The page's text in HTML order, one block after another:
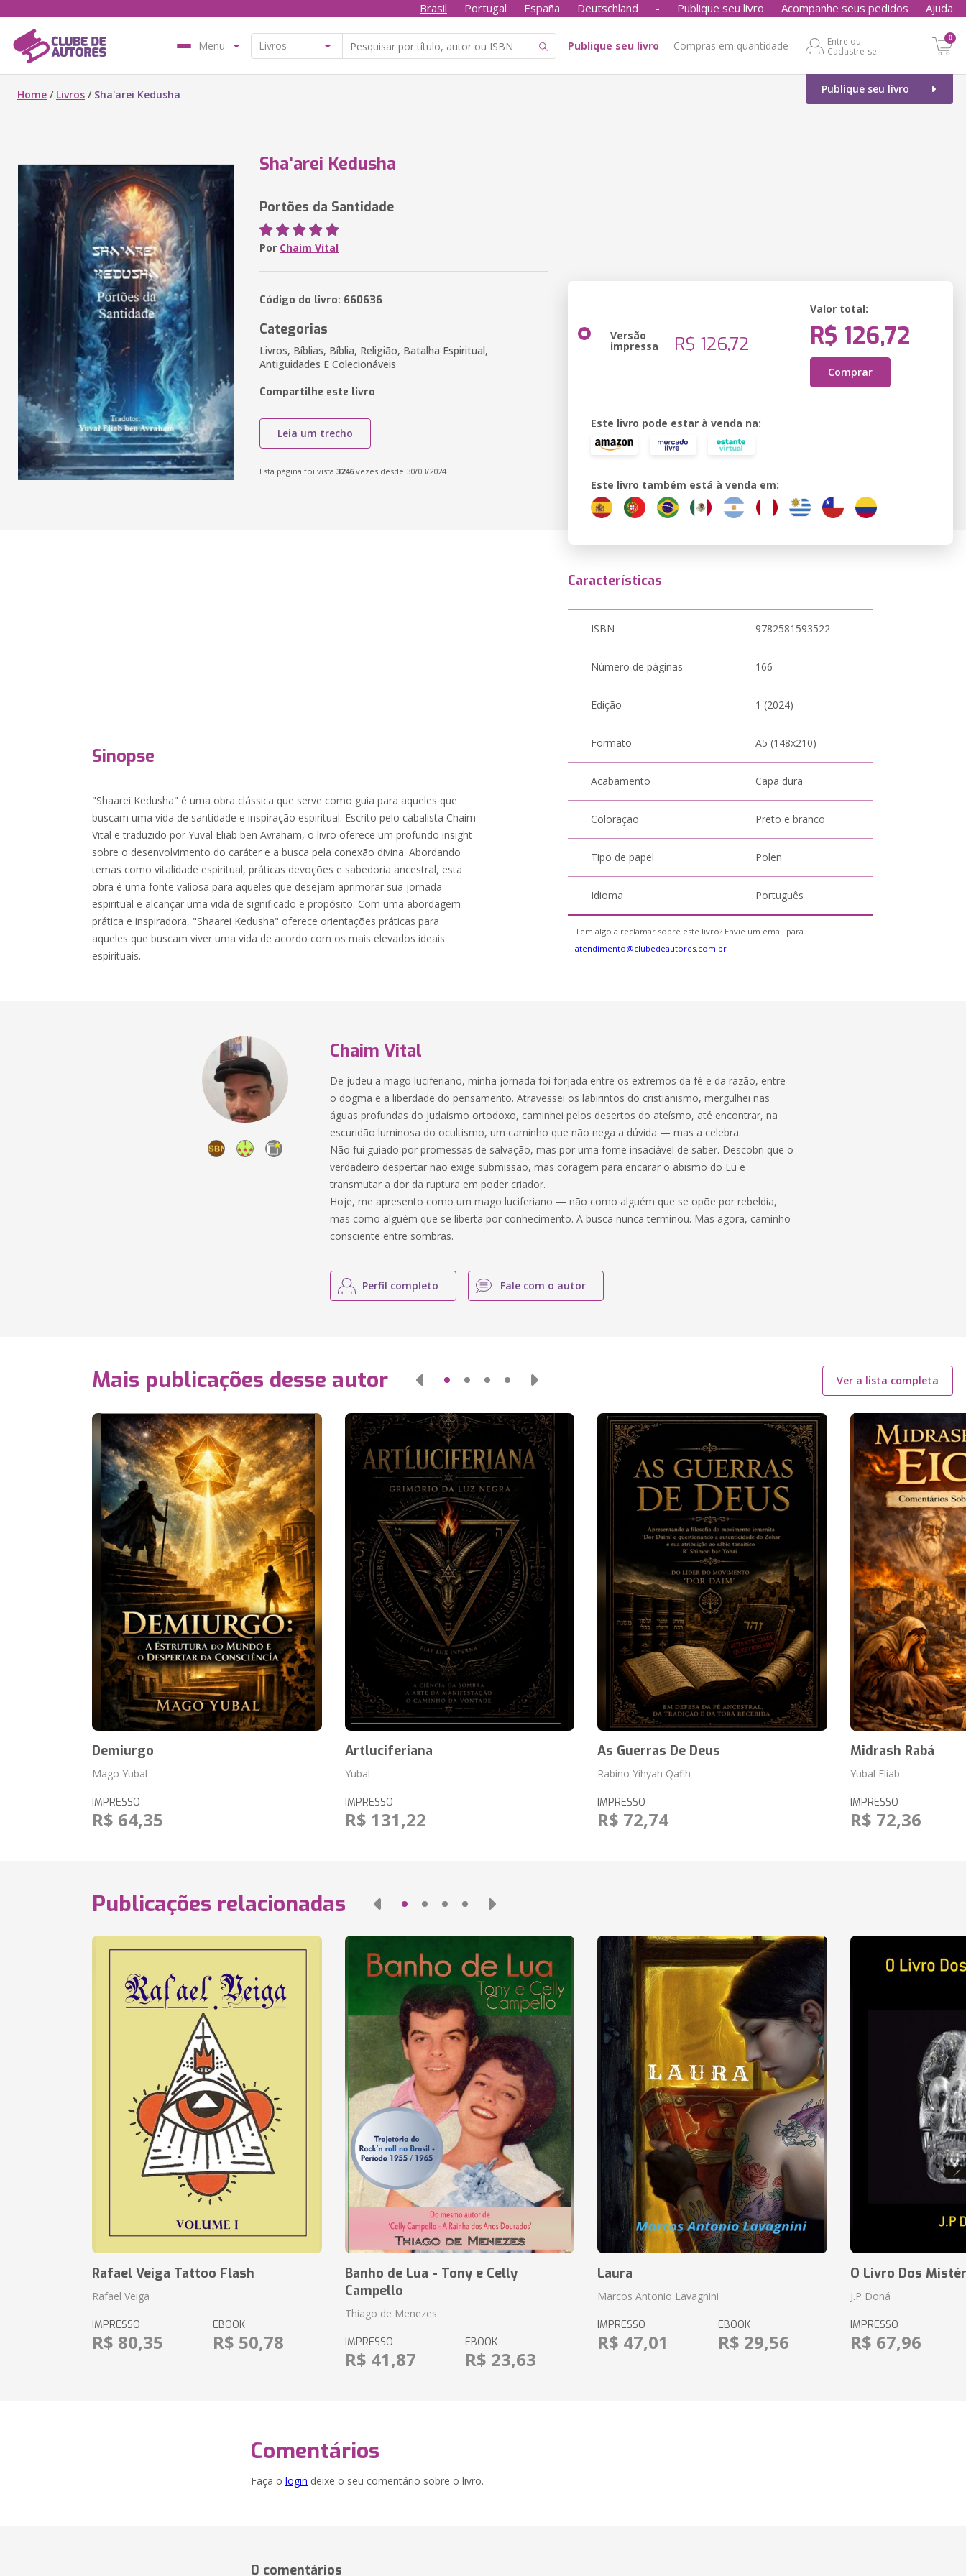
Brasil Portugal España Deutschland - Publique seu livro Acompanhe seus pedidos Ajuda
Menu Publique seu livro Compras em quantidade
Entre ou
Cadastre-se
0
Publique seu livro
Home / Livros / Sha'arei Kedusha
Sha'arei Kedusha
Portões da Santidade
Por Chaim Vital
Código do livro: 660636
Categorias
Livros, Bíblias, Bíblia, Religião, Batalha Espiritual,
Antiguidades E Colecionáveis
Compartilhe este livro
Leia um trecho
Esta página foi vista 3246vezes desde 30/03/2024
Versão
impressa R$ 126,72
Valor total:
R$ 126,72
Comprar
Este livro pode estar à venda na:
Este livro também está à venda em:
Sinopse
"Shaarei Kedusha" é uma obra clássica que serve como guia para aqueles que
buscam uma vida de santidade e inspiração espiritual. Escrito pelo cabalista Chaim
Vital e traduzido por Yuval Eliab ben Avraham, o livro oferece um profundo insight
sobre o desenvolvimento do caráter e a busca pela conexão divina. Abordando
temas como vitalidade espiritual, práticas devoções e sabedoria ancestral, esta
obra é uma fonte valiosa para aqueles que desejam aprimorar sua jornada
espiritual e alcançar uma vida de significado e propósito. Com uma abordagem
prática e inspiradora, "Shaarei Kedusha" oferece orientações práticas para
aqueles que buscam viver uma vida de acordo com os mais elevados ideais
espirituais.
Características
ISBN 9782581593522
Número de páginas 166
Edição 1 (2024)
Formato A5 (148x210)
Acabamento Capa dura
Coloração Preto e branco
Tipo de papel Polen
Idioma Português
Tem algo a reclamar sobre este livro? Envie um email para
atendimento@clubedeautores.com.br
Chaim Vital
De judeu a mago luciferiano, minha jornada foi forjada entre os extremos da fé e da razão, entre
o dogma e a liberdade do pensamento. Atravessei os labirintos do cristianismo, mergulhei nas
águas profundas do judaísmo ortodoxo, caminhei pelos desertos do ateísmo, até encontrar, na
escuridão luminosa do ocultismo, um caminho que não nega a dúvida — mas a celebra.
Não fui guiado por promessas de salvação, mas por uma fome insaciável de saber. Descobri que o
verdadeiro despertar não exige submissão, mas coragem para encarar o abismo do Eu e
transmutar a dor da ruptura em poder criador.
Hoje, me apresento como um mago luciferiano — não como alguém que se opõe por rebeldia,
mas como alguém que se liberta por conhecimento. A busca nunca terminou. Mas agora, caminho
consciente entre sombras.
Perfil completo Fale com o autor
Mais publicações desse autor Ver a lista completa
Demiurgo
Mago Yubal
IMPRESSO
R$ 64,35
Artluciferiana
Yubal
IMPRESSO
R$ 131,22
As Guerras De Deus
Rabino Yihyah Qafih
IMPRESSO
R$ 72,74
Midrash Rabá
Yubal Eliab
IMPRESSO
R$ 72,36
Publicações relacionadas
Rafael Veiga Tattoo Flash
Rafael Veiga
IMPRESSO
R$ 80,35
EBOOK
R$ 50,78
Banho de Lua - Tony e Celly
Campello
Thiago de Menezes
IMPRESSO
R$ 41,87
EBOOK
R$ 23,63
Laura
Marcos Antonio Lavagnini
IMPRESSO
R$ 47,01
EBOOK
R$ 29,56
O Livro Dos
J.P Doná
IMPRESSO
R$ 67,96
Comentários
Faça o login deixe o seu comentário sobre o livro.
0 comentários